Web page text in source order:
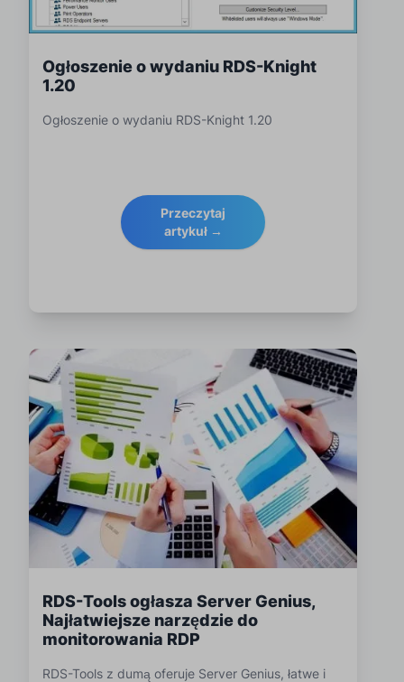
Ogłoszenie o wydaniu RDS-Knight
1.20
Ogłoszenie o wydaniu RDS-Knight 1.20
Przeczytaj
artykuł →
RDS-Tools ogłasza Server Genius,
Najłatwiejsze narzędzie do
monitorowania RDP
RDS-Tools z dumą oferuje Server Genius, łatwe i